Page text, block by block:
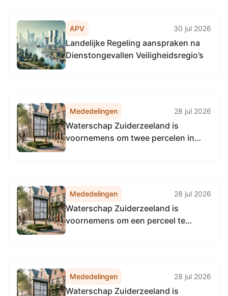
APV 30 jul 2026
Landelijke Regeling aanspraken na
Dienstongevallen Veiligheidsregio’s
Mededelingen 28 jul 2026
Waterschap Zuiderzeeland is
voornemens om twee percelen in
Mededelingen 28 jul 2026
Waterschap Zuiderzeeland is
voornemens om een perceel te
opstal voor een elektrakabel:
Mededelingen 28 jul 2026
Waterschap Zuiderzeeland is